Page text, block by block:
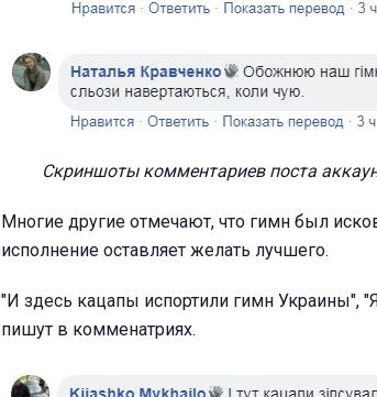
Скриншоты комментариев поста
Многие другие отмечают, что гимн был
исполнение оставляет желать лучшего.
"И здесь кацапы испортили гимн Украины",
пишут в комменатриях.